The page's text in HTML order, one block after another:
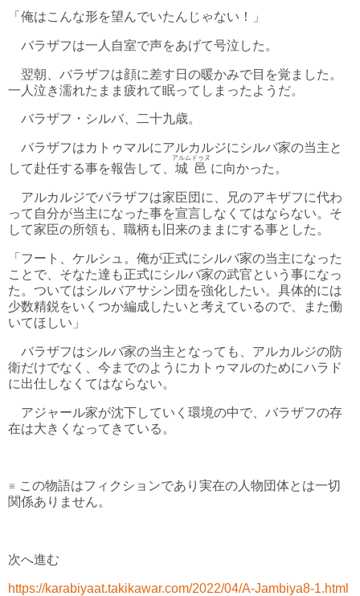
「俺はこんな形を望んでいたんじゃない！」
バラザフは一人自室で声をあげて号泣した。
翌朝、バラザフは顔に差す日の暖かみで目を覚ました。
一人泣き濡れたまま疲れて眠ってしまったようだ。
バラザフ・シルバ、二十九歳。
バラザフはカトゥマルにアルカルジにシルバ家の当主と
して赴任する事を報告して、 城邑
アルムドゥヌ
に向かった。
アルカルジでバラザフは家臣団に、兄のアキザフに代わ
って自分が当主になった事を宣言しなくてはならない。そ
して家臣の所領も、職柄も旧来のままにする事とした。
「フート、ケルシュ。俺が正式にシルバ家の当主になった
ことで、そなた達も正式にシルバ家の武官という事になっ
た。ついてはシルバアサシン団を強化したい。具体的には
少数精鋭をいくつか編成したいと考えているので、また働
いてほしい」
バラザフはシルバ家の当主となっても、アルカルジの防
衛だけでなく、今までのようにカトゥマルのためにハラド
に出仕しなくてはならない。
アジャール家が沈下していく環境の中で、バラザフの存
在は大きくなってきている。
※ この物語はフィクションであり実在の人物団体とは一切
関係ありません。
次へ進む
https://karabiyaat.takikawar.com/2022/04/A-Jambiya8-1.html